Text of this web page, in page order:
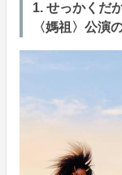
1. せっかくだ
〈媽祖〉公演